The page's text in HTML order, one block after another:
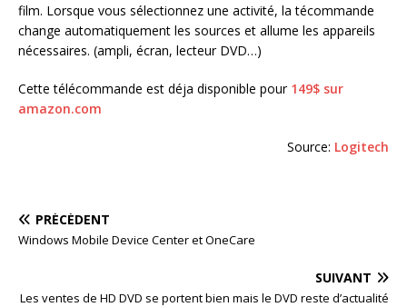
film. Lorsque vous sélectionnez une activité, la técommande
change automatiquement les sources et allume les appareils
nécessaires. (ampli, écran, lecteur DVD…)
Cette télécommande est déja disponible pour 149$ sur
amazon.com
Source: Logitech
PRÉCÉDENT
Windows Mobile Device Center et OneCare
SUIVANT
Les ventes de HD DVD se portent bien mais le DVD reste d’actualité